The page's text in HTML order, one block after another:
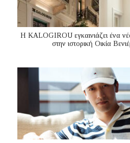
Η KALOGIROU εγκαινιάζει ένα
στην ιστορική Οικία